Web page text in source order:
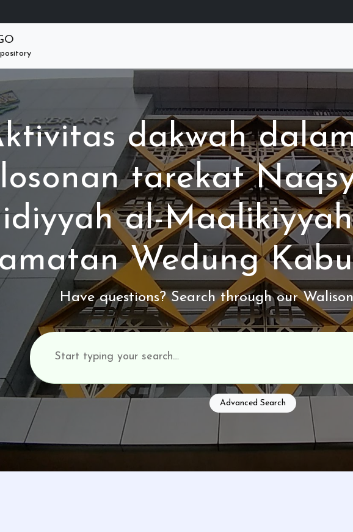
dakwah
tarekat
al-
Wedung
Have questions? Search through our
Advanced Search